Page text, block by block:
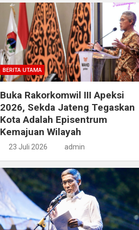
BERITA UTAMA
Buka Rakorkomwil III Apeksi
2026, Sekda Jateng Tegaskan
Kota Adalah Episentrum
Kemajuan Wilayah
23 Juli 2026 admin